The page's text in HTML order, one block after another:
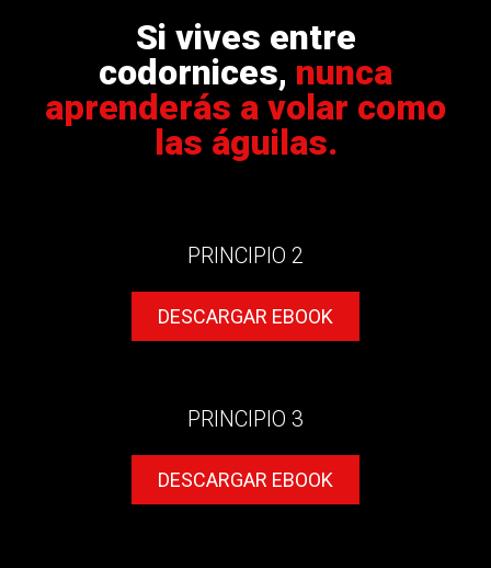
Si vives entre
codornices, nunca
aprenderás a volar como
las águilas.
PRINCIPIO 2
DESCARGAR EBOOK
PRINCIPIO 3
DESCARGAR EBOOK